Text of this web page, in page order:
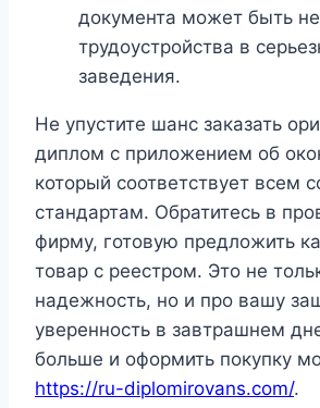
документа может быть
трудоустройства в
заведения.
Не упустите шанс заказать
диплом с приложением об
который соответствует всем
стандартам. Обратитесь в
фирму, готовую предложить
товар с реестром. Это не
надежность, но и про вашу
уверенность в завтрашнем
больше и оформить покупку
https://ru-diplomirovans.com/.